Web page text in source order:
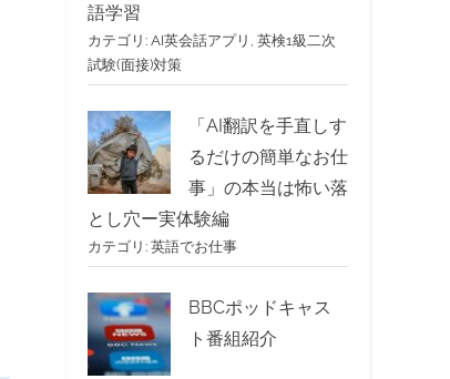
語学習
カテゴリ: AI英会話アプリ 英検1級二次
試験(面接)対策
「AI翻訳を手直しす
るだけの簡単なお仕
事」の本当は怖い落
とし穴ー実体験編
カテゴリ: 英語でお仕事
BBCポッドキャス
ト番組紹介